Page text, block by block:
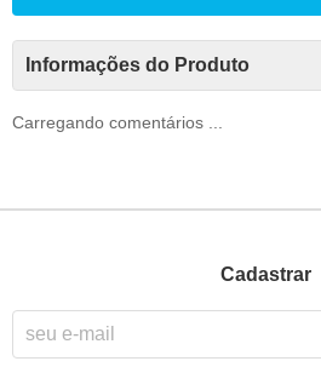
Informações do Produto
Carregando comentários ...
Cadastrar